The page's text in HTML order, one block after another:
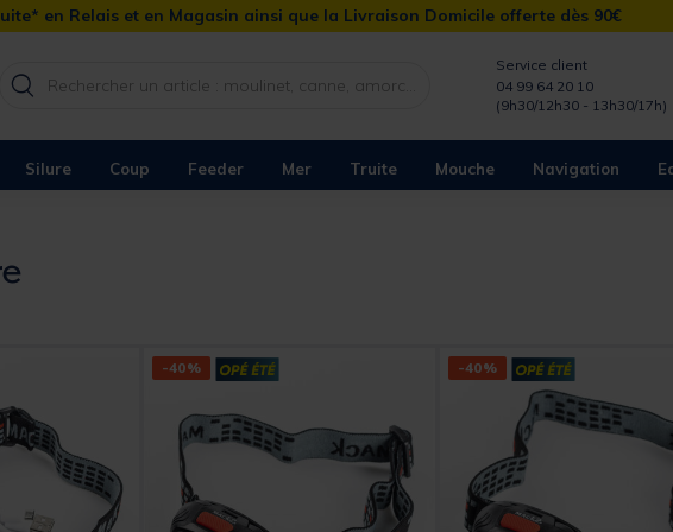
en Relais et en Magasin ainsi que la Livraison Domicile offerte dès 90€
Service client
04 99 64 20 10
(9h30/12h30 - 13h30/17h)
Silure Coup Feeder Mer Truite Mouche Navigation
-40% -40%